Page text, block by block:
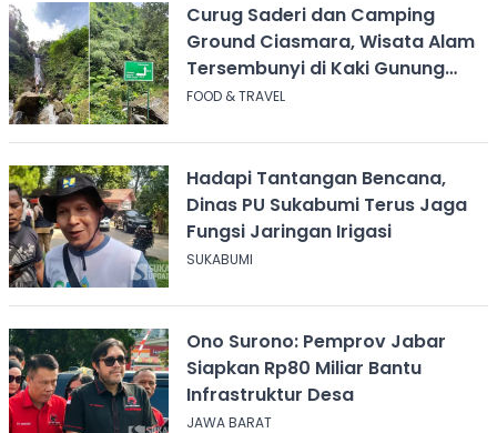
Curug Saderi dan Camping
Ground Ciasmara, Wisata Alam
Tersembunyi di Kaki Gunung
Salak
FOOD & TRAVEL
Hadapi Tantangan Bencana,
Dinas PU Sukabumi Terus Jaga
Fungsi Jaringan Irigasi
SUKABUMI
Ono Surono: Pemprov Jabar
Siapkan Rp80 Miliar Bantu
Infrastruktur Desa
JAWA BARAT